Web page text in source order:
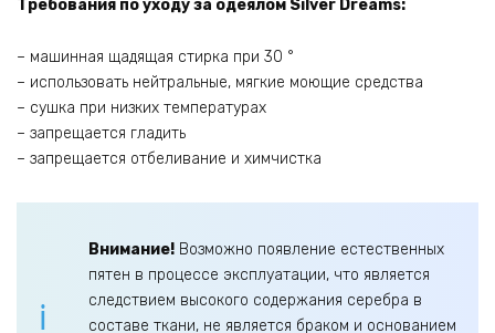
Требования по уходу за одеялом Silver Dreams:
– машинная щадящая стирка при 30 °
– использовать нейтральные, мягкие моющие средства
– сушка при низких температурах
– запрещается гладить
– запрещается отбеливание и химчистка
Внимание! Возможно появление естественных
пятен в процессе эксплуатации, что является
следствием высокого содержания серебра в
составе ткани, не является браком и основанием